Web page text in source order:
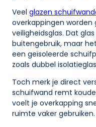
Veel glazen
overkappingen
veiligheidsglas. Dat
buitengebruik, maar
een geïsoleerde
zoals dubbel
Toch merk je direct
schuifwand remt
voelt je overkapping
ruimte vaker gebruiken.